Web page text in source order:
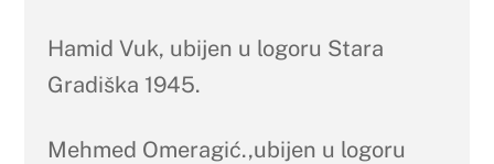
Hamid Vuk, ubijen u logoru Stara
Gradiška 1945.
Mehmed Omeragić.,ubijen u logoru